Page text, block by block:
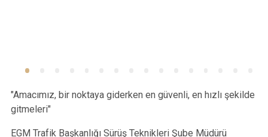
"Amacımız, bir noktaya giderken en güvenli, en hızlı şekilde
gitmeleri"
EGM Trafik Başkanlığı Sürüş Teknikleri Şube Müdürü